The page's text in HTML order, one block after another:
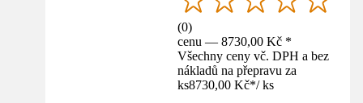
(0)
cenu — 8730,00 Kč *
Všechny ceny vč. DPH a bez
nákladů na přepravu za
ks8730,00 Kč*/ ks